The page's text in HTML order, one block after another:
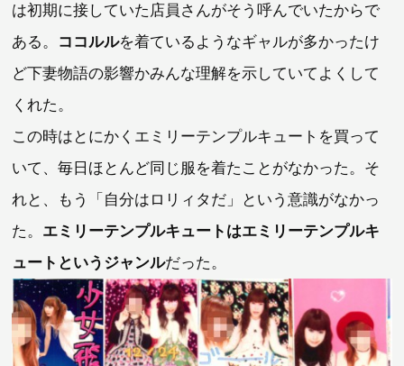
は初期に接していた店員さんがそう呼んでいたからで
ある。 ココルルを着ているようなギャルが多かったけ
ど下妻物語の影響かみんな理解を示していてよくして
くれた。
この時はとにかくエミリーテンプルキュートを買って
いて、毎日ほとんど同じ服を着たことがなかった。そ
れと、もう「自分はロリィタだ」という意識がなかっ
た。 エミリーテンプルキュートはエミリーテンプルキ
ュートというジャンルだった。